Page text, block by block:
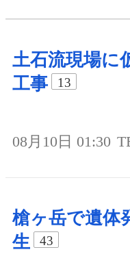
土石流現場に
工事
13
08月10日 01:30
槍ヶ岳で遺体
生
43